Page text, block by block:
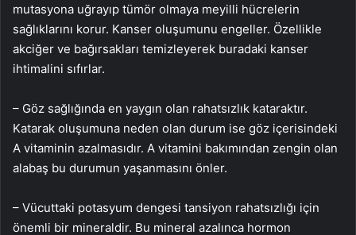
mutasyona uğrayıp tümör olmaya meyilli hücrelerin
sağlıklarını korur. Kanser oluşumunu engeller. Özellikle
akciğer ve bağırsakları temizleyerek buradaki kanser
ihtimalini sıfırlar.
– Göz sağlığında en yaygın olan rahatsızlık kataraktır.
Katarak oluşumuna neden olan durum ise göz içerisindeki
A vitaminin azalmasıdır. A vitamini bakımından zengin olan
alabaş bu durumun yaşanmasını önler.
– Vücuttaki potasyum dengesi tansiyon rahatsızlığı için
önemli bir mineraldir. Bu mineral azalınca hormon